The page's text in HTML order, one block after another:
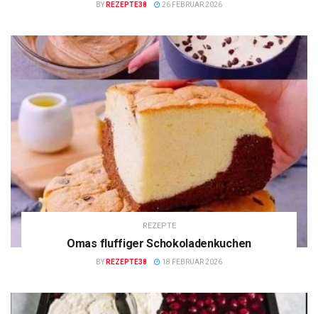
BY REZEPTE38 26 FEBRUAR 2026
REZEPTE
Omas fluffiger Schokoladenkuchen
BY REZEPTE38 18 FEBRUAR 2026